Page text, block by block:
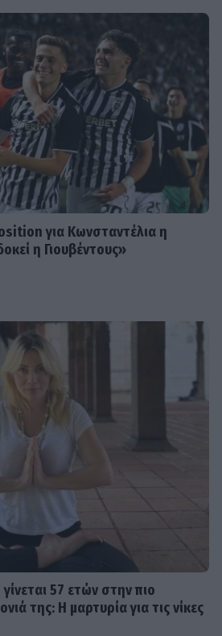
Το
τους
του Νίκου
στην
της
για Κωνσταντέλια η
η Γιουβέντους»
57 ετών στην πιο
της: Η μαρτυρία για τις νίκες